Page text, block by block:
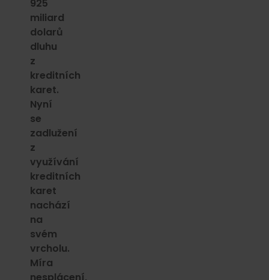
925
miliard
dolarů
dluhu
z
kreditních
karet.
Nyní
se
zadlužení
z
využívání
kreditních
karet
nachází
na
svém
vrcholu.
Míra